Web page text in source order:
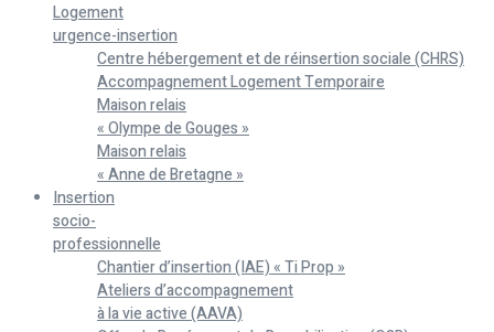
Logement
urgence-insertion
Centre hébergement et de réinsertion sociale (CHRS)
Accompagnement Logement Temporaire
Maison relais
« Olympe de Gouges »
Maison relais
« Anne de Bretagne »
Insertion
socio-
professionnelle
Chantier d’insertion (IAE) « Ti Prop »
Ateliers d’accompagnement
à la vie active (AAVA)